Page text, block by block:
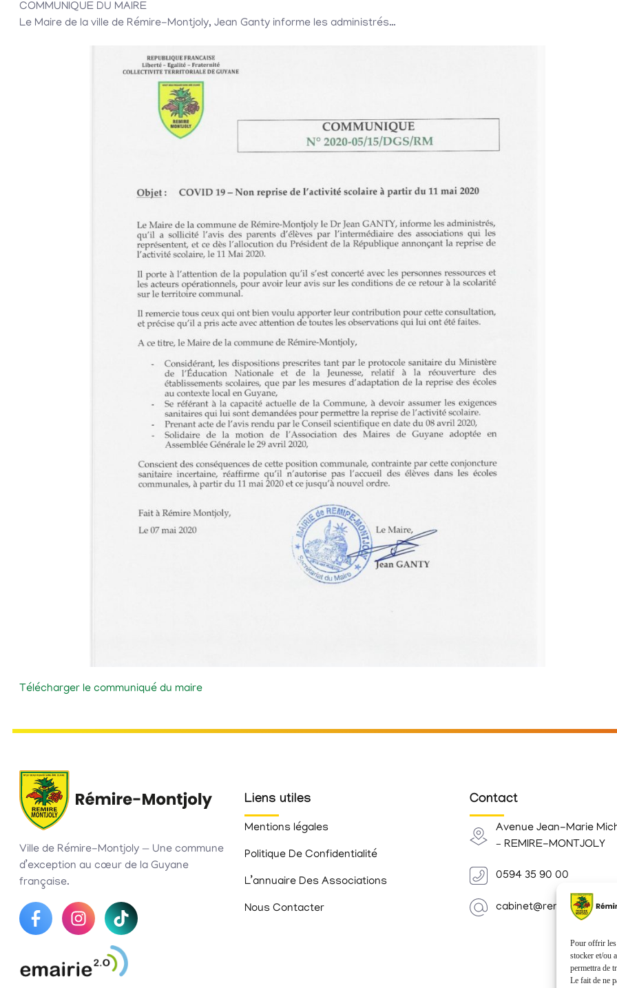
Pour offrir les
stocker et/ou
permettra de
Le fait de ne
COMMUNIQUE DU MAIRE
Le Maire de la ville de Rémire-Montjoly, Jean Ganty informe les administrés…
Télécharger le communiqué du maire
Ville de Rémire-Montjoly — Une commune
d’exception au cœur de la Guyane
française.
Liens utiles
Mentions légales
Politique De Confidentialité
L’annuaire Des Associations
Nous Contacter
Contact
Avenue Jean-Marie
– REMIRE-MONTJOLY
0594 35 90 00